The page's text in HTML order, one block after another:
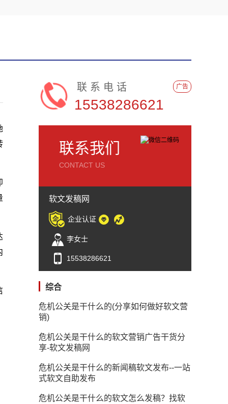
联系电话
15538286621
广告
联系我们
CONTACT US
软文发稿网
企业认证
李女士
15538286621
综合
危机公关是干什么的(分享如何做好软文营
销)
危机公关是干什么的软文营销广告干货分
享-软文发稿网
危机公关是干什么的新闻稿软文发布--一站
式软文自助发布
危机公关是干什么的软文怎么发稿？找软